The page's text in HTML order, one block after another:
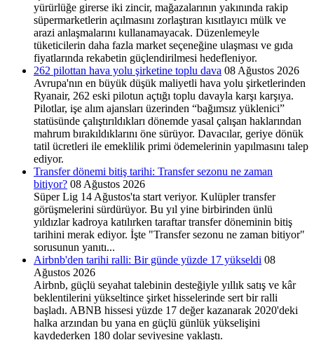
yürürlüğe girerse iki zincir, mağazalarının yakınında rakip
süpermarketlerin açılmasını zorlaştıran kısıtlayıcı mülk ve
arazi anlaşmalarını kullanamayacak. Düzenlemeyle
tüketicilerin daha fazla market seçeneğine ulaşması ve gıda
fiyatlarında rekabetin güçlendirilmesi hedefleniyor.
262 pilottan hava yolu şirketine toplu dava 08 Ağustos 2026
Avrupa'nın en büyük düşük maliyetli hava yolu şirketlerinden
Ryanair, 262 eski pilotun açtığı toplu davayla karşı karşıya.
Pilotlar, işe alım ajansları üzerinden “bağımsız yüklenici”
statüsünde çalıştırıldıkları dönemde yasal çalışan haklarından
mahrum bırakıldıklarını öne sürüyor. Davacılar, geriye dönük
tatil ücretleri ile emeklilik primi ödemelerinin yapılmasını talep
ediyor.
Transfer dönemi bitiş tarihi: Transfer sezonu ne zaman
bitiyor? 08 Ağustos 2026
Süper Lig 14 Ağustos'ta start veriyor. Kulüpler transfer
görüşmelerini sürdürüyor. Bu yıl yine birbirinden ünlü
yıldızlar kadroya katılırken taraftar transfer döneminin bitiş
tarihini merak ediyor. İşte "Transfer sezonu ne zaman bitiyor"
sorusunun yanıtı...
Airbnb'den tarihi ralli: Bir günde yüzde 17 yükseldi 08
Ağustos 2026
Airbnb, güçlü seyahat talebinin desteğiyle yıllık satış ve kâr
beklentilerini yükseltince şirket hisselerinde sert bir ralli
başladı. ABNB hissesi yüzde 17 değer kazanarak 2020'deki
halka arzından bu yana en güçlü günlük yükselişini
kaydederken 180 dolar seviyesine yaklaştı.